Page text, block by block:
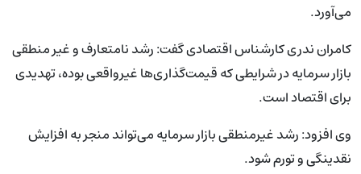
می‌آورد.
کامران ندری کارشناس اقتصادی گفت: رشد نامتعارف و غیر منطقی
بازار سرمایه در شرایطی که قیمت‌گذاری‌ها غیرواقعی بوده، تهدیدی
برای اقتصاد است.
وی افزود: رشد غیرمنطقی بازار سرمایه می‌تواند منجر به افزایش
نقدینگی و تورم شود.